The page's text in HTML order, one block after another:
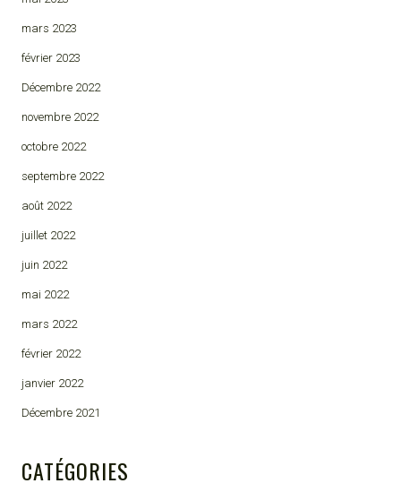
mars 2023
février 2023
Décembre 2022
novembre 2022
octobre 2022
septembre 2022
août 2022
juillet 2022
juin 2022
mai 2022
mars 2022
février 2022
janvier 2022
Décembre 2021
CATÉGORIES